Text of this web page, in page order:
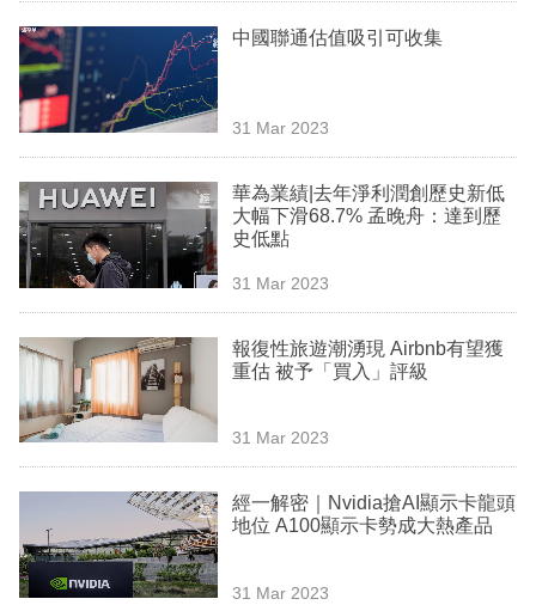
區
中國聯通估值吸引可收集
31 Mar 2023
華為業績|去年淨利潤創歷史新低
大幅下滑68.7% 孟晚舟：達到歷
史低點
31 Mar 2023
報復性旅遊潮湧現 Airbnb有望獲
重估 被予「買入」評級
31 Mar 2023
經一解密｜Nvidia搶AI顯示卡龍頭
地位 A100顯示卡勢成大熱產品
31 Mar 2023